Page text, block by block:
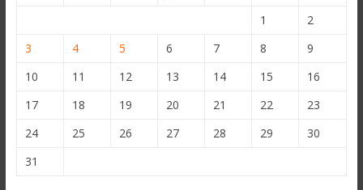
1
2
3
4 5 6 7 8
9
10
11 12 13 14 15
16
17
18 19 20 21 22
23
24
25 26 27 28 29
30
31